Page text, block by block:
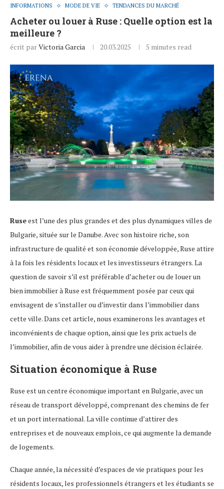
INFORMATIONS
MODE DE VIE TENDANCES DU MARCHÉ
Acheter ou louer à Ruse : Quelle option est la
meilleure ?
écrit parVictoria Garcia 20.03.2025 5 minutes read
Ruseest l’une des plus grandes et des plus dynamiques villes de
Bulgarie, située sur le Danube. Avec son histoire riche, son
infrastructure de qualité et son économie développée, Ruse attire
à la fois les résidents locaux et les investisseurs étrangers. La
question de savoir s’il est préférable d’acheter ou de louer un
bien immobilier à Ruse est fréquemment posée par ceux qui
envisagent de s’installer ou d’investir dans l’immobilier dans
cette ville. Dans cet article, nous examinerons les avantages et
inconvénients de chaque option, ainsi que les prix actuels de
l’immobilier, afin de vous aider à prendre une décision éclairée.
Situation économique à Ruse
Ruse est un centre économique important en Bulgarie, avec un
réseau de transport développé, comprenant des chemins de fer
et un port international. La ville continue d’attirer des
entreprises et de nouveaux emplois, ce qui augmente la demande
de logements.
Chaque année, la nécessité d’espaces de vie pratiques pour les
résidents locaux, les professionnels étrangers et les étudiants se